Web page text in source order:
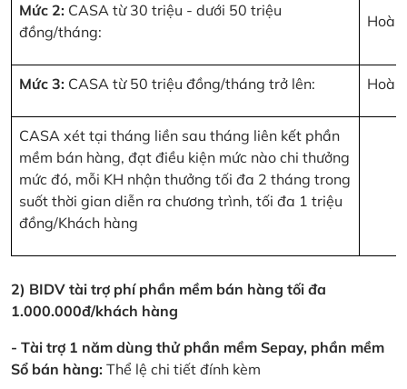
Mức 2: CASA từ 30 triệu - dưới 50 triệu
đồng/tháng:
Mức 3: CASA từ 50 triệu đồng/tháng trở lên:
CASA xét tại tháng liền sau tháng liên kết phần
mềm bán hàng, đạt điều kiện mức nào chi thưởng
mức đó, mỗi KH nhận thưởng tối đa 2 tháng trong
suốt thời gian diễn ra chương trình, tối đa 1 triệu
đồng/Khách hàng
2) BIDV tài trợ phí phần mềm bán hàng tối đa
1.000.000đ/khách hàng
- Tài trợ 1 năm dùng thử phần mềm Sepay, phần mềm
Sổ bán hàng: Thể lệ chi tiết đính kèm